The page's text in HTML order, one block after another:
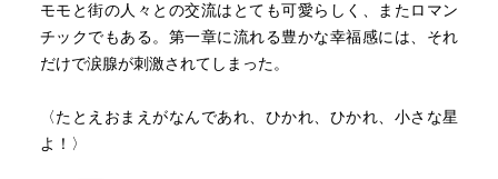
モモと街の人々との交流はとても可愛らしく、またロマン
チックでもある。第一章に流れる豊かな幸福感には、それ
だけで涙腺が刺激されてしまった。
〈たとえおまえがなんであれ、ひかれ、ひかれ、小さな星
よ！〉